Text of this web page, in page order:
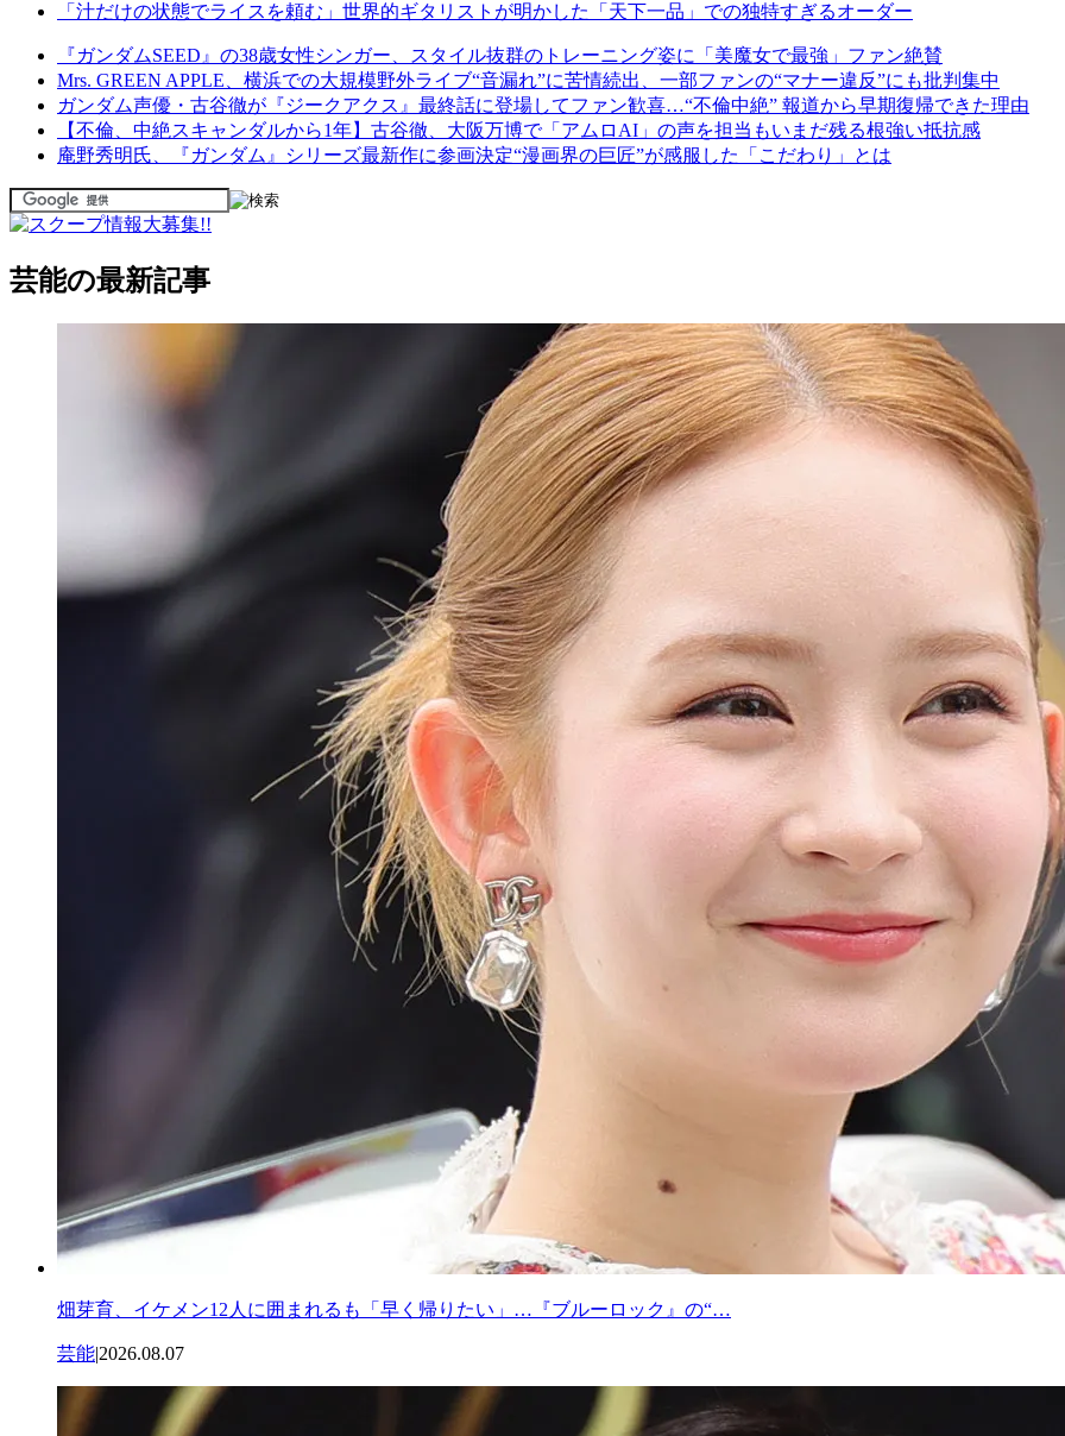
「汁だけの状態でライスを頼む」世界的ギタリストが明かした「天下一品」での独特すぎるオーダー
『ガンダムSEED』の38歳女性シンガー、スタイル抜群のトレーニング姿に「美魔女で最強」ファン絶賛
Mrs. GREEN APPLE、横浜での大規模野外ライブ“音漏れ”に苦情続出、一部ファンの“マナー違反”にも批判集中
ガンダム声優・古谷徹が『ジークアクス』最終話に登場してファン歓喜…“不倫中絶” 報道から早期復帰できた理由
【不倫、中絶スキャンダルから1年】古谷徹、大阪万博で「アムロAI」の声を担当もいまだ残る根強い抵抗感
庵野秀明氏、『ガンダム』シリーズ最新作に参画決定“漫画界の巨匠”が感服した「こだわり」とは
芸能の最新記事
畑芽育、イケメン12人に囲まれるも「早く帰りたい」…『ブルーロック』の“…
芸能|2026.08.07